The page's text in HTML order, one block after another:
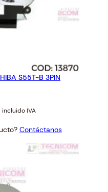
S55T-B 3PIN
incluido IVA
Contáctanos